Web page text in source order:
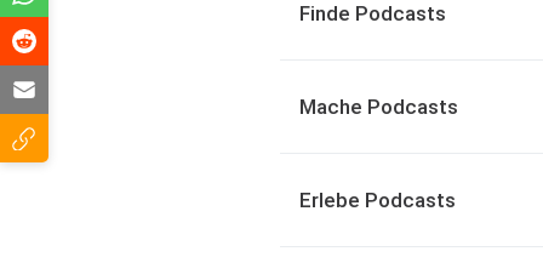
Finde Podcasts
Mache Podcasts
Erlebe Podcasts